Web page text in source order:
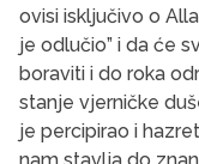
ovisi isključivo o
je odlučio” i da će
boraviti i do roka
stanje vjerničke
je percipirao i